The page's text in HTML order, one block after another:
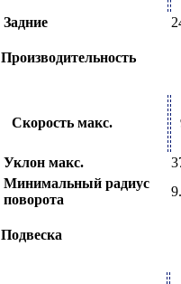
Задние
Производительность
Скорость макс.
Уклон макс.
Минимальный радиус
поворота
Подвеска